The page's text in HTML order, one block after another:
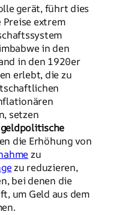
gerät, führt dies
Preise extrem
in den
in den 1920er
erlebt, die zu
setzen
geldpolitische
die Erhöhung von
zu
zu reduzieren,
bei denen die
um Geld aus dem